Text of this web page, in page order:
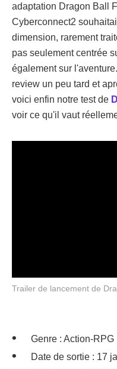
adaptation Dragon Ball
Cyberconnect2
dimension, rarement
pas seulement centrée
également sur
review un peu tard et
voici enfin notre test de
voir ce qu'il vaut
Trailer de lancement de
Genre : Action-RPG
Date de sortie : 17